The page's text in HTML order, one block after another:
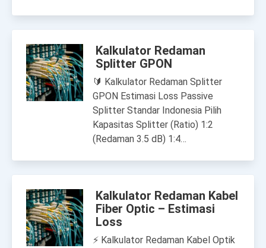
Kalkulator Redaman
Splitter GPON
🔰 Kalkulator Redaman Splitter
GPON Estimasi Loss Passive
Splitter Standar Indonesia Pilih
Kapasitas Splitter (Ratio) 1:2
(Redaman 3.5 dB) 1:4…
Kalkulator Redaman Kabel
Fiber Optic – Estimasi
Loss
⚡ Kalkulator Redaman Kabel Optik